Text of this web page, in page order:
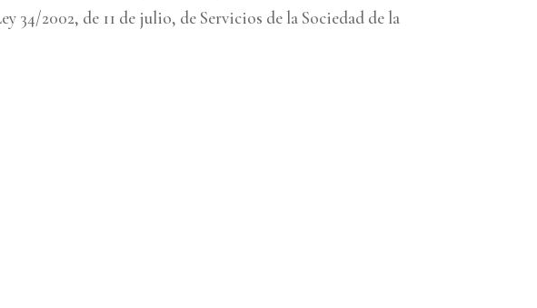
34/2002, de 11 de julio, de Servicios de la Sociedad de la